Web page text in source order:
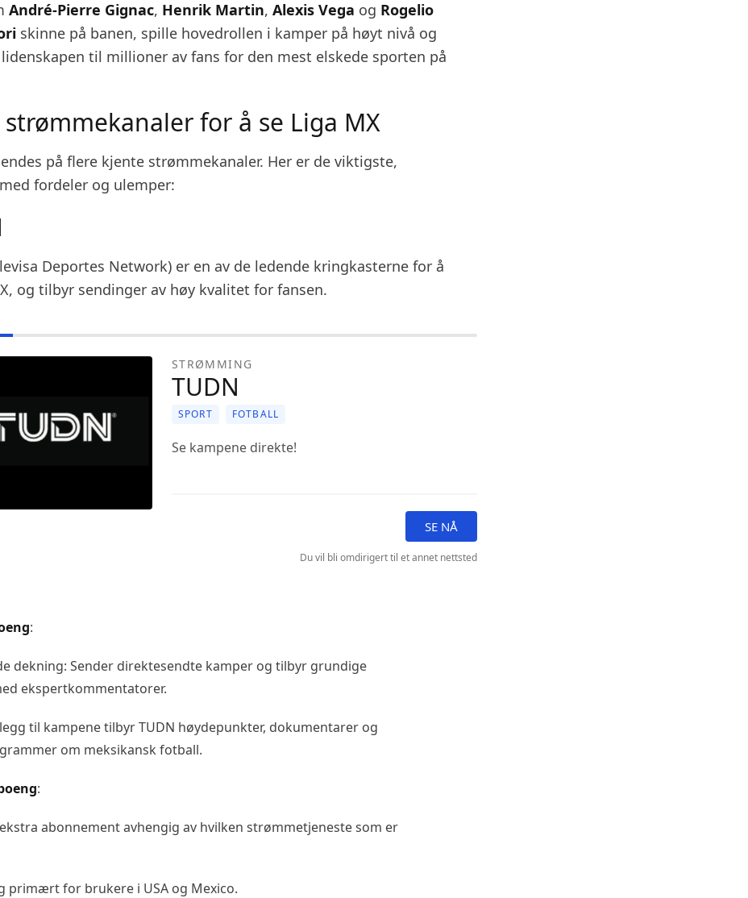
André-Pierre Gignac, Henrik Martin, Alexis Vega og Rogelio
skinne på banen, spille hovedrollen i kamper på høyt nivå og
til millioner av fans for den mest elskede sporten på
strømmekanaler for å se Liga MX
på flere kjente strømmekanaler. Her er de viktigste,
fordeler og ulemper:
Deportes Network) er en av de ledende kringkasterne for å
og tilbyr sendinger av høy kvalitet for fansen.
STRØMMING
TUDN
SPORT FOTBALL
Se kampene direkte!
SE NÅ
Du vil bli omdirigert til et annet nettsted
:
dekning: Sender direktesendte kamper og tilbyr grundige
ekspertkommentatorer.
til kampene tilbyr TUDN høydepunkter, dokumentarer og
om meksikansk fotball.
:
abonnement avhengig av hvilken strømmetjeneste som er
primært for brukere i USA og Mexico.